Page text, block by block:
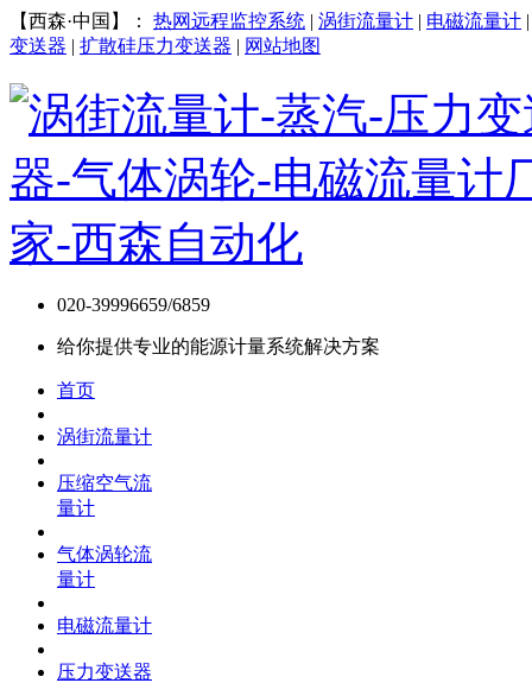
【西森·中国】： 热网远程监控系统 | 涡街流量计 | 电磁流量计
变送器 | 扩散硅压力变送器 | 网站地图
020-39996659/6859
给你提供专业的能源计量系统解决方案
首页
涡街流量计
压缩空气流
量计
气体涡轮流
量计
电磁流量计
压力变送器